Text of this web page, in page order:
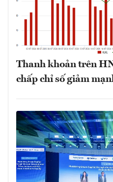
Thanh khoản trên
chấp chỉ số giảm